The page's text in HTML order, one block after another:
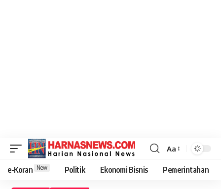
Aa
e-Koran New Politik Ekonomi Bisnis Pemerintahan